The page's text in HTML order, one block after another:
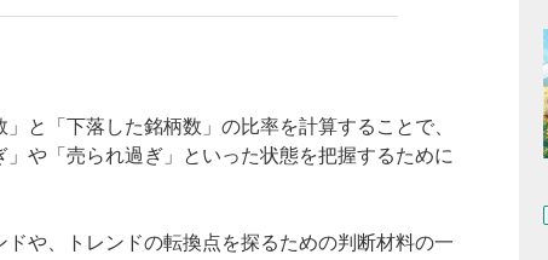
と「下落した銘柄数」の比率を計算することで、
や「売られ過ぎ」といった状態を把握するために
や、トレンドの転換点を探るための判断材料の一